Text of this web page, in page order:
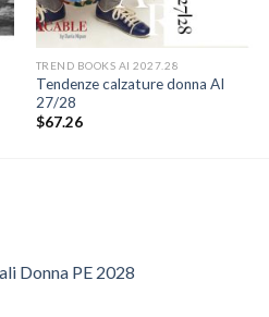
TREND BOOKS AI 2027.28
Tendenze calzature donna AI
27/28
$67.26
Donna PE 2028